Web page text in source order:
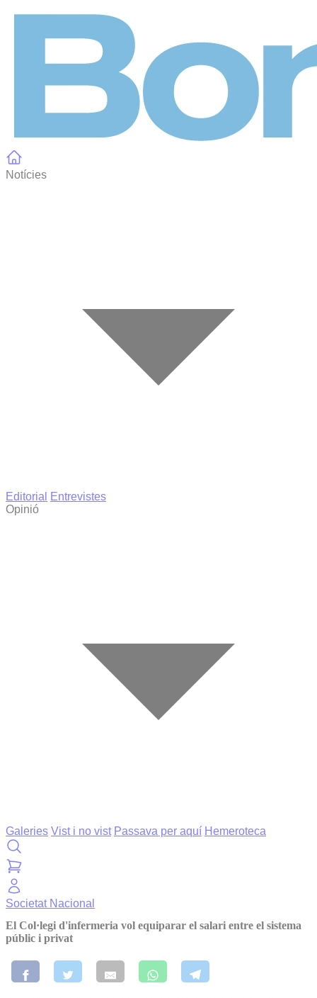
Notícies
Editorial
Entrevistes
Opinió
Galeries Vist i no vist Passava per aquí Hemeroteca
Societat Nacional
El Col·legi d'infermeria vol equiparar el salari entre el sistema
públic i privat